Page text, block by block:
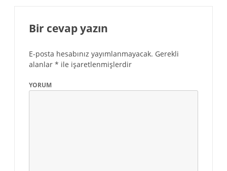
Bir cevap yazın
E-posta hesabınız yayımlanmayacak. Gerekli
alanlar * ile işaretlenmişlerdir
YORUM